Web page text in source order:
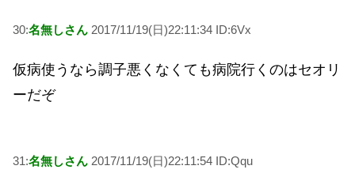
30:名無しさん 2017/11/19(日)22:11:34 ID:6Vx
仮病使うなら調子悪くなくても病院行くのはセオリ
ーだぞ
31:名無しさん 2017/11/19(日)22:11:54 ID:Qqu